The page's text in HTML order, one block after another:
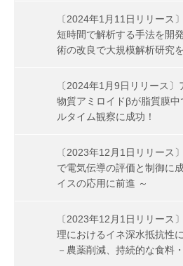
〔2024年1月11日リリース
短時間で解析する手法を開
術の改良で大規模解析研究
〔2024年1月9日リリース
物質アミロイドβが脂質膜
ルタイム観察に成功！
〔2023年12月1日リリース
で電気伝導の評価と制御に
イスの応用に前進 ～
〔2023年12月1日リリース
理におけるイネ深水抵抗性
－農薬削減、持続的な食料